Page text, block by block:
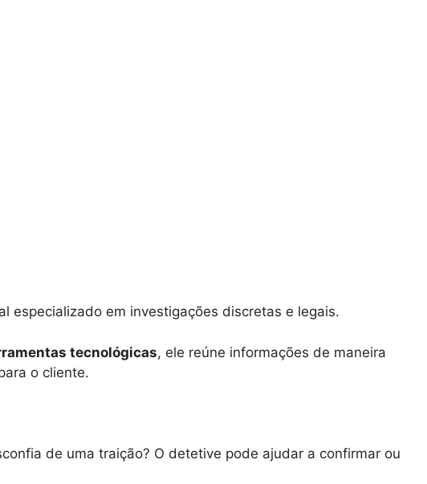
especializado em investigações discretas e legais.
tecnológicas, ele reúne informações de maneira
o cliente.
de uma traição? O detetive pode ajudar a confirmar ou